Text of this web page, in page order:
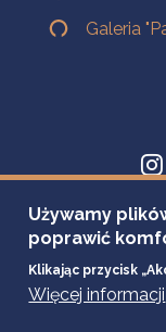
Galeria
Używamy
poprawić
Klikając przycisk
Więcej informacji